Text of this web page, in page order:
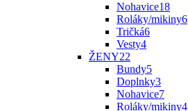
Nohavice18
Roláky/mikiny6
Tričká6
Vesty4
ŽENY22
Bundy5
Doplnky3
Nohavice7
Roláky/mikiny4